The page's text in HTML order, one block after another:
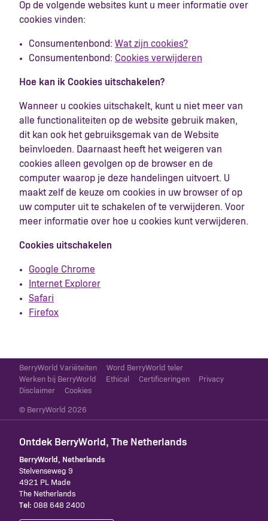
Op de volgende websites kunt u meer informatie over
cookies vinden:
Consumentenbond: Wat zijn cookies?
Consumentenbond: Cookies verwijderen
Hoe kan ik Cookies uitschakelen?
Wanneer u cookies uitschakelt, kunt u niet meer van
alle functionaliteiten op de website gebruik maken,
dit kan ook het gebruiksgemak van de Website
beïnvloeden. Daarnaast heeft het weigeren van
cookies alleen gevolgen op de browser en de
computer waarop je deze handelingen uitvoert. U
maakt zelf de keuze om cookies in uw browser of op
uw computer uit te schakelen of te verwijderen. Voor
meer informatie over hoe u cookies kunt verwijderen.
Cookies uitschakelen
Google Chrome
Internet Explorer
Safari
Firefox
BerryWorld Variëteiten
Word BerryWorld teler
Werken bij BerryWorld
Ethical Certificeringen
Privacy
Disclaimer
Cookies
© BerryWorld 2026
Ontdek BerryWorld, The Netherlands
BerryWorld, Netherlands
Stelvenseweg 9
4921 PL Made
The Netherlands
Tel: 088 648 2400